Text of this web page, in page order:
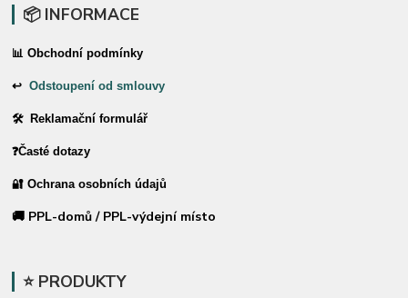
📦 INFORMACE
📊 Obchodní podmínky
↩Odstoupení od smlouvy
🛠 Reklamační formulář
❓Časté dotazy
🔐 Ochrana osobních údajů
🚚 PPL-domů / PPL-výdejní místo
⭐ PRODUKTY